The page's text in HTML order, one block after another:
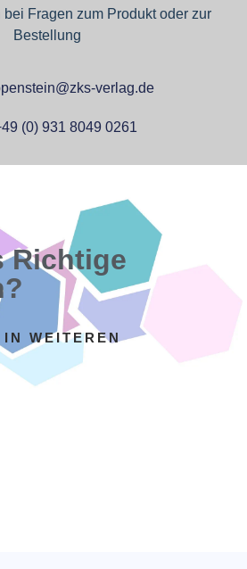
Fragen zum Produkt oder zur
Bestellung
verlag.de
(0) 931 8049 0261
Richtige
WEITEREN